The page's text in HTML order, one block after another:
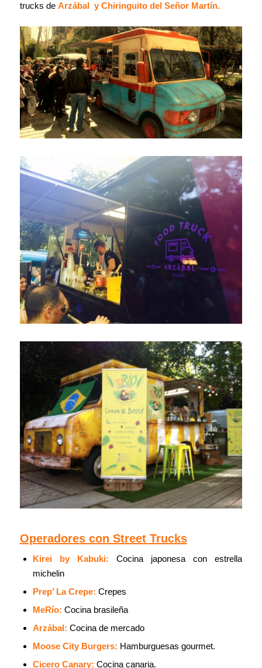
trucks de Arzábaly Chiringuito del Señor Martín.
Operadores con Street Trucks
Kirei by Kabuki: Cocina japonesa con estrella
michelin
Prep’ La Crepe: Crepes
MeRío: Cocina brasileña
Arzábal: Cocina de mercado
Moose City Burgers: Hamburguesas gourmet.
Cicero Canary: Cocina canaria.